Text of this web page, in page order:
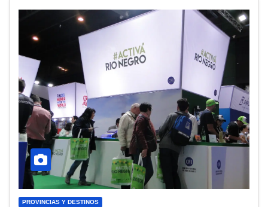
PROVINCIAS Y DESTINOS